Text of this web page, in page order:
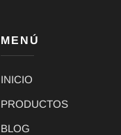
MENÚ
INICIO
PRODUCTOS
BLOG